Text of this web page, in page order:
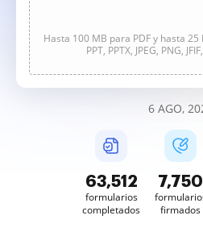
Hasta 100 MB para PDF y hasta 25
PPT, PPTX, JPEG, PNG,
6 AGO,
63,512
formularios
completados
7,750
firmados